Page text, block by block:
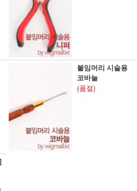
붙임머리 시술용
코바늘
(품절)